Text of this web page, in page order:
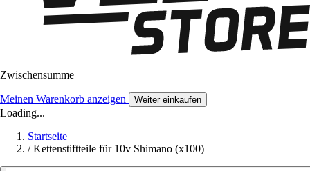
Zwischensumme
Meinen Warenkorb anzeigen Weiter einkaufen
Loading...
Startseite
/ Kettenstiftteile für 10v Shimano (x100)